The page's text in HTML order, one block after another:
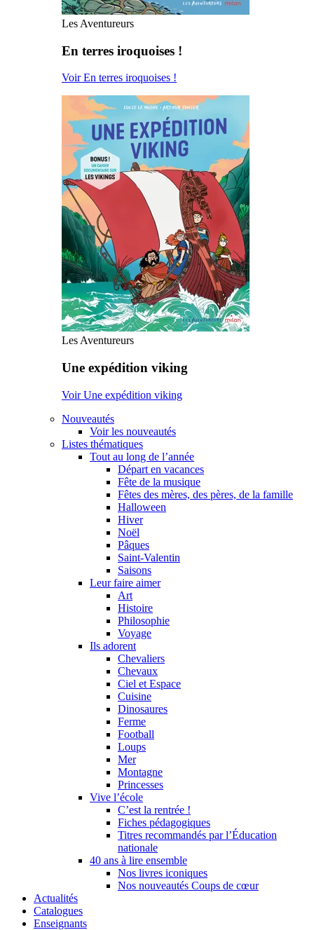
Les Aventureurs
En terres iroquoises !
Voir En terres iroquoises !
Les Aventureurs
Une expédition viking
Voir Une expédition viking
Nouveautés
Voir les nouveautés
Listes thématiques
Tout au long de l’année
Départ en vacances
Fête de la musique
Fêtes des mères, des pères, de la famille
Halloween
Hiver
Noël
Pâques
Saint-Valentin
Saisons
Leur faire aimer
Art
Histoire
Philosophie
Voyage
Ils adorent
Chevaliers
Chevaux
Ciel et Espace
Cuisine
Dinosaures
Ferme
Football
Loups
Mer
Montagne
Princesses
Vive l’école
C’est la rentrée !
Fiches pédagogiques
Titres recommandés par l’Éducation
nationale
40 ans à lire ensemble
Nos livres iconiques
Nos nouveautés Coups de cœur
Actualités
Catalogues
Enseignants